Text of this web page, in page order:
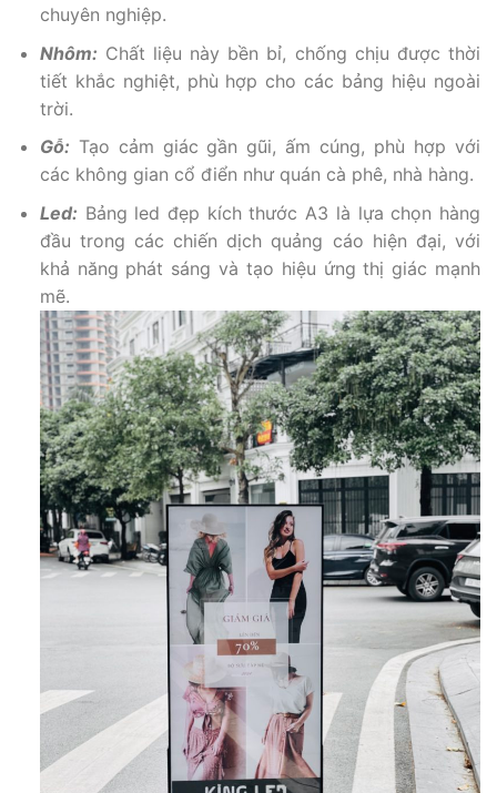
chuyên nghiệp.
Nhôm: Chất liệu này bền bỉ, chống chịu được thời
tiết khắc nghiệt, phù hợp cho các bảng hiệu ngoài
trời.
Gỗ: Tạo cảm giác gần gũi, ấm cúng, phù hợp với
các không gian cổ điển như quán cà phê, nhà hàng.
Led: Bảng led đẹp kích thước A3 là lựa chọn hàng
đầu trong các chiến dịch quảng cáo hiện đại, với
khả năng phát sáng và tạo hiệu ứng thị giác mạnh
mẽ.